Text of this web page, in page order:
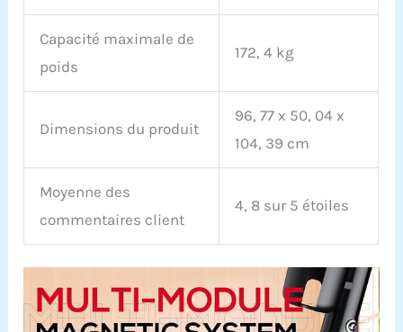
Capacité maximale de
poids
172, 4 kg
Dimensions du produit
96, 77 x 50, 04 x
104, 39 cm
Moyenne des
commentaires client
4, 8 sur 5 étoiles